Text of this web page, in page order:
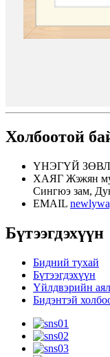
Холбоотой
ҮНЭГҮЙ
ХАЯГ Жэжян
Сингюэ зам,
EMAIL
Бүтээгдэхүүн
Бидний тухай
Бүтээгдэхүүн
Үйлдвэрийн
Бидэнтэй